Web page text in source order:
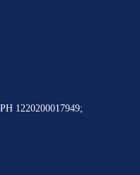
1220200017949;